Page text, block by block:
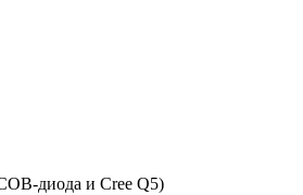
диода и Cree Q5)